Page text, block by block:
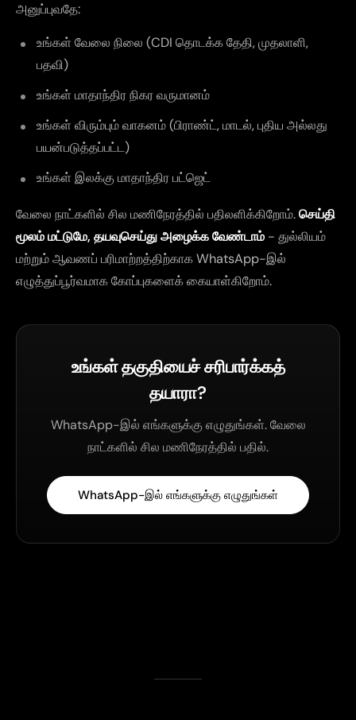
அனுப்புவதே:
உங்கள் வேலை நிலை (CDI தொடக்க தேதி, முதலாளி,
பதவி)
உங்கள் மாதாந்திர நிகர வருமானம்
உங்கள் விரும்பும் வாகனம் (பிராண்ட், மாடல், புதிய அல்லது
பயன்படுத்தப்பட்ட)
உங்கள் இலக்கு மாதாந்திர பட்ஜெட்
வேலை நாட்களில் சில மணிநேரத்தில் பதிலளிக்கிறோம்.செய்தி
மூலம் மட்டுமே, தயவுசெய்து அழைக்க வேண்டாம் - துல்லியம்
மற்றும் ஆவணப் பரிமாற்றத்திற்காக WhatsApp-இல்
எழுத்துப்பூர்வமாக கோப்புகளைக் கையாள்கிறோம்.
உங்கள் தகுதியைச் சரிபார்க்கத்
தயாரா?
WhatsApp-இல் எங்களுக்கு எழுதுங்கள். வேலை
நாட்களில் சில மணிநேரத்தில் பதில்.
WhatsApp-இல் எங்களுக்கு எழுதுங்கள்